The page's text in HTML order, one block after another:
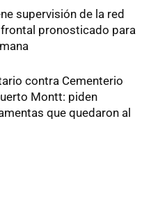
supervisión de la red
pronosticado para
contra Cementerio
Montt: piden
que quedaron al